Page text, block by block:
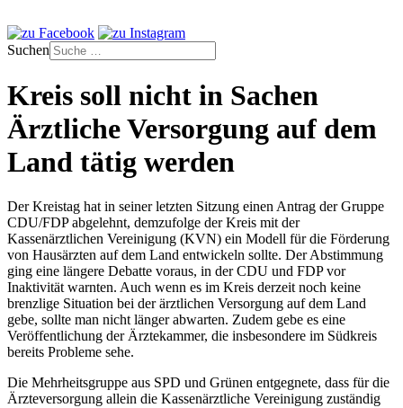
Suchen
Kreis soll nicht in Sachen
Ärztliche Versorgung auf dem
Land tätig werden
Der Kreistag hat in seiner letzten Sitzung einen Antrag der Gruppe
CDU/FDP abgelehnt, demzufolge der Kreis mit der
Kassenärztlichen Vereinigung (KVN) ein Modell für die Förderung
von Hausärzten auf dem Land entwickeln sollte. Der Abstimmung
ging eine längere Debatte voraus, in der CDU und FDP vor
Inaktivität warnten. Auch wenn es im Kreis derzeit noch keine
brenzlige Situation bei der ärztlichen Versorgung auf dem Land
gebe, sollte man nicht länger abwarten. Zudem gebe es eine
Veröffentlichung der Ärztekammer, die insbesondere im Südkreis
bereits Probleme sehe.
Die Mehrheitsgruppe aus SPD und Grünen entgegnete, dass für die
Ärzteversorgung allein die Kassenärztliche Vereinigung zuständig